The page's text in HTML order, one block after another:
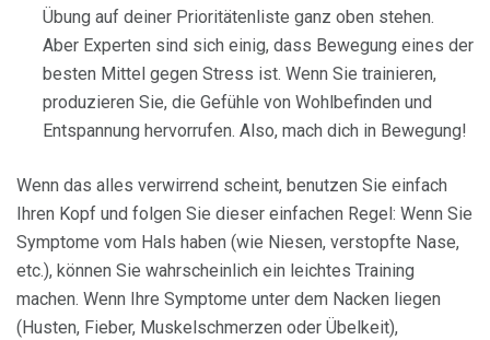
Übung auf deiner Prioritätenliste ganz oben stehen.
Aber Experten sind sich einig, dass Bewegung eines der
besten Mittel gegen Stress ist. Wenn Sie trainieren,
produzieren Sie, die Gefühle von Wohlbefinden und
Entspannung hervorrufen. Also, mach dich in Bewegung!
Wenn das alles verwirrend scheint, benutzen Sie einfach
Ihren Kopf und folgen Sie dieser einfachen Regel: Wenn Sie
Symptome vom Hals haben (wie Niesen, verstopfte Nase,
etc.), können Sie wahrscheinlich ein leichtes Training
machen. Wenn Ihre Symptome unter dem Nacken liegen
(Husten, Fieber, Muskelschmerzen oder Übelkeit),